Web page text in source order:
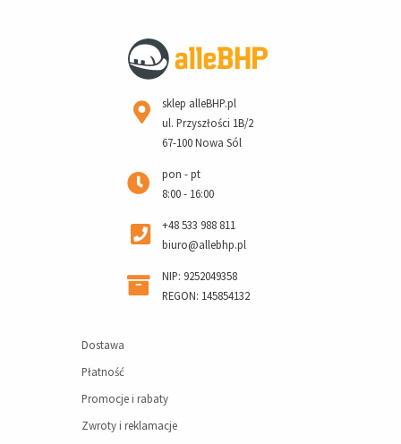
sklep alleBHP.pl
ul. Przyszłości 1B/2
67-100 Nowa Sól
pon - pt
8:00 - 16:00
+48 533 988 811
biuro@allebhp.pl
NIP: 9252049358
REGON: 145854132
Dostawa
Płatność
Promocje i rabaty
Zwroty i reklamacje